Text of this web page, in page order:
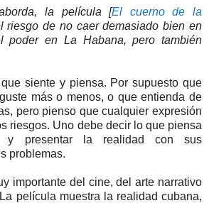
la película [El cuerno de la
riesgo de no caer demasiado bien en
poder en La Habana, pero también
siente y piensa. Por supuesto que
más o menos, o que entienda de
pero pienso que cualquier expresión
riesgos. Uno debe decir lo que piensa
presentar la realidad con sus
problemas.
importante del cine, del arte narrativo
película muestra la realidad cubana,